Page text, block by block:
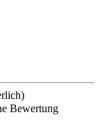
Bewertung